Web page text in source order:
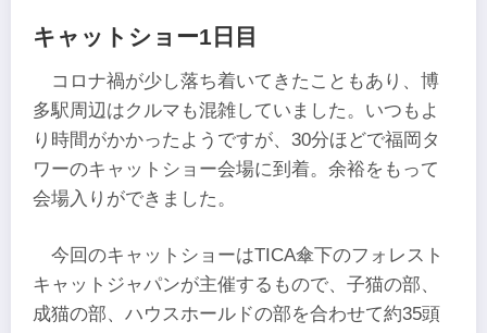
キャットショー1日目
コロナ禍が少し落ち着いてきたこともあり、博
多駅周辺はクルマも混雑していました。いつもよ
り時間がかかったようですが、30分ほどで福岡タ
ワーのキャットショー会場に到着。余裕をもって
会場入りができました。
今回のキャットショーはTICA傘下のフォレスト
キャットジャパンが主催するもので、子猫の部、
成猫の部、ハウスホールドの部を合わせて約35頭